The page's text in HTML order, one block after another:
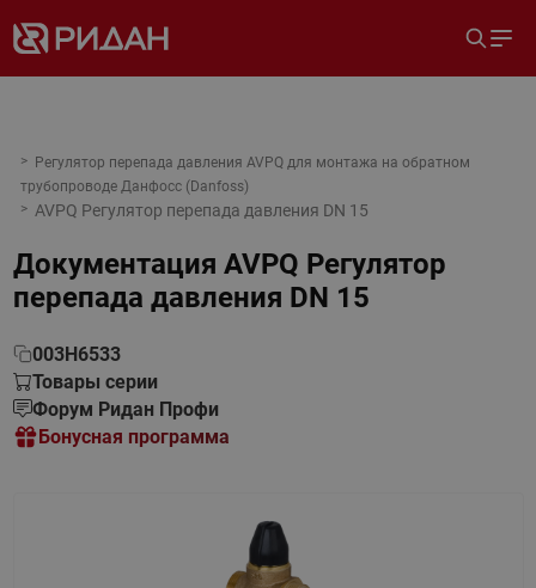
Регулятор перепада давления AVPQ для монтажа на обратном
трубопроводе Данфосс (Danfoss)
AVPQ Регулятор перепада давления DN 15
Документация AVPQ Регулятор
перепада давления DN 15
003H6533
Товары серии
Форум Ридан Профи
Бонусная программа